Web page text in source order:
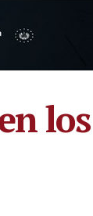
los